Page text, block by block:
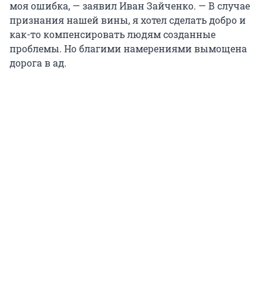
моя ошибка, — заявил Иван Зайченко. — В случае
признания нашей вины, я хотел сделать добро и
как-то компенсировать людям созданные
проблемы. Но благими намерениями вымощена
дорога в ад.